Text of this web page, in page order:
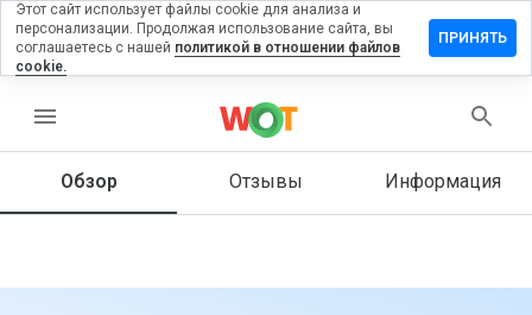
menu
Обзор Отзывы Информация
на
Как бы
этот
Этот сайт использует файлы cookie для анализа и
персонализации. Продолжая использование сайта, вы
соглашаетесь с нашей политикой в отношении файлов
cookie.
ПРИНЯТЬ